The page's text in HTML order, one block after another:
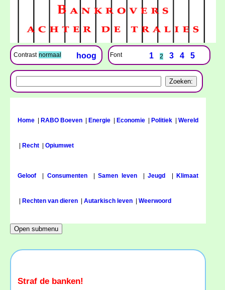
Contrast normaal hoog Font 1 2 3 4 5
Home RABO Boeven Energie Economie Politiek Wereld
Recht Opiumwet
Geloof Consumenten|Samen leven|Jeugd Klimaat
Rechten van dieren Autarkisch leven Weerwoord
Straf de banken!